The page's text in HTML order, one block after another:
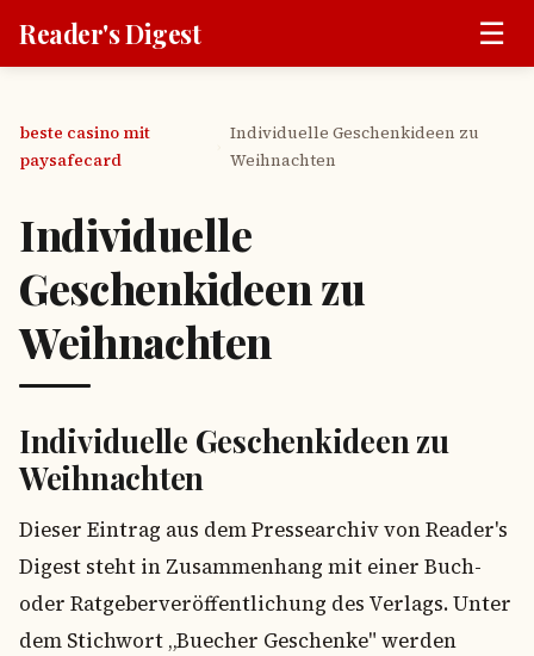
Reader's Digest ☰
beste casino mit
paysafecard
Individuelle Geschenkideen zu
Weihnachten
Individuelle
Geschenkideen zu
Weihnachten
Individuelle Geschenkideen zu
Weihnachten
Dieser Eintrag aus dem Pressearchiv von Reader's
Digest steht in Zusammenhang mit einer Buch-
oder Ratgeberveröffentlichung des Verlags. Unter
dem Stichwort „Buecher Geschenke" werden